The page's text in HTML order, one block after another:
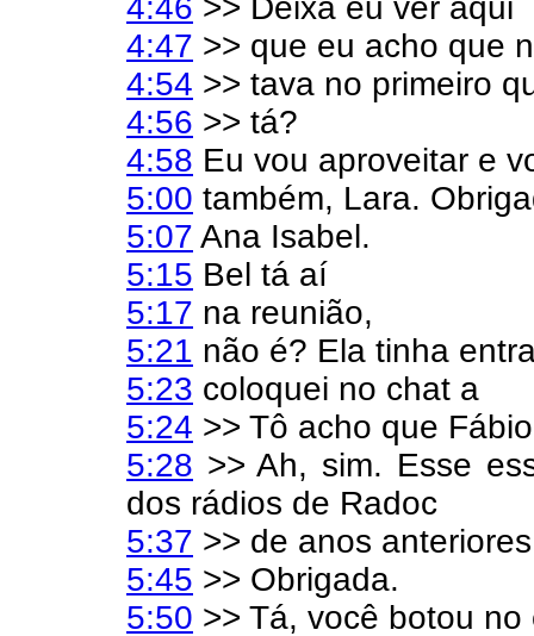
4:46 >> Deixa eu ver aqui
4:47 >> que eu acho que
4:54 >> tava no primeiro
4:56 >> tá?
4:58 Eu vou aproveitar e
5:00 também, Lara.
5:07 Ana Isabel.
5:15 Bel tá aí
5:17 na reunião,
5:21 não é? Ela tinha
5:23 coloquei no chat a
5:24 >> Tô acho que
5:28 >> Ah, sim. Esse
dos rádios de Radoc
5:37 >> de anos
5:45 >> Obrigada.
5:50 >> Tá, você botou